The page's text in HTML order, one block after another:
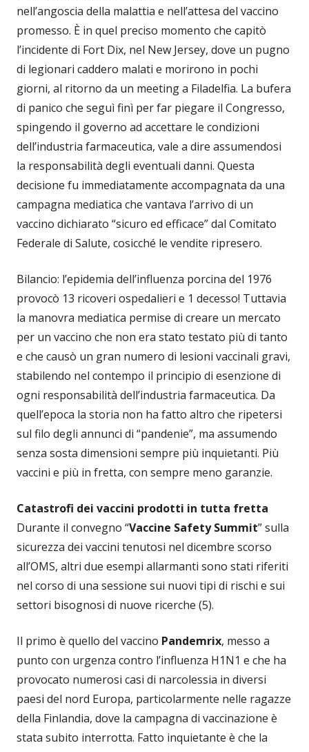
nell’angoscia della malattia e nell’attesa del vaccino
promesso. È in quel preciso momento che capitò
l’incidente di Fort Dix, nel New Jersey, dove un pugno
di legionari caddero malati e morirono in pochi
giorni, al ritorno da un meeting a Filadelfia. La bufera
di panico che seguì finì per far piegare il Congresso,
spingendo il governo ad accettare le condizioni
dell’industria farmaceutica, vale a dire assumendosi
la responsabilità degli eventuali danni. Questa
decisione fu immediatamente accompagnata da una
campagna mediatica che vantava l’arrivo di un
vaccino dichiarato “sicuro ed efficace” dal Comitato
Federale di Salute, cosicché le vendite ripresero.
Bilancio: l’epidemia dell’influenza porcina del 1976
provocò 13 ricoveri ospedalieri e 1 decesso! Tuttavia
la manovra mediatica permise di creare un mercato
per un vaccino che non era stato testato più di tanto
e che causò un gran numero di lesioni vaccinali gravi,
stabilendo nel contempo il principio di esenzione di
ogni responsabilità dell’industria farmaceutica. Da
quell’epoca la storia non ha fatto altro che ripetersi
sul filo degli annunci di “pandenie”, ma assumendo
senza sosta dimensioni sempre più inquietanti. Più
vaccini e più in fretta, con sempre meno garanzie.
Catastrofi dei vaccini prodotti in tutta fretta
Durante il convegno “Vaccine Safety Summit” sulla
sicurezza dei vaccini tenutosi nel dicembre scorso
all’OMS, altri due esempi allarmanti sono stati riferiti
nel corso di una sessione sui nuovi tipi di rischi e sui
settori bisognosi di nuove ricerche (5).
Il primo è quello del vaccino Pandemrix, messo a
punto con urgenza contro l’influenza H1N1 e che ha
provocato numerosi casi di narcolessia in diversi
paesi del nord Europa, particolarmente nelle ragazze
della Finlandia, dove la campagna di vaccinazione è
stata subito interrotta. Fatto inquietante è che la